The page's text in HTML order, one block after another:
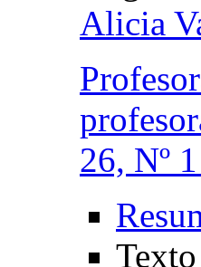
Alicia
26, Nº